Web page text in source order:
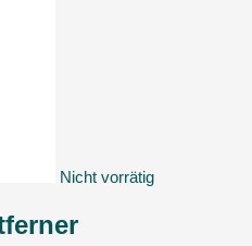
Nicht vorrätig